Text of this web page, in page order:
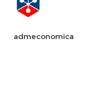
admeconomica